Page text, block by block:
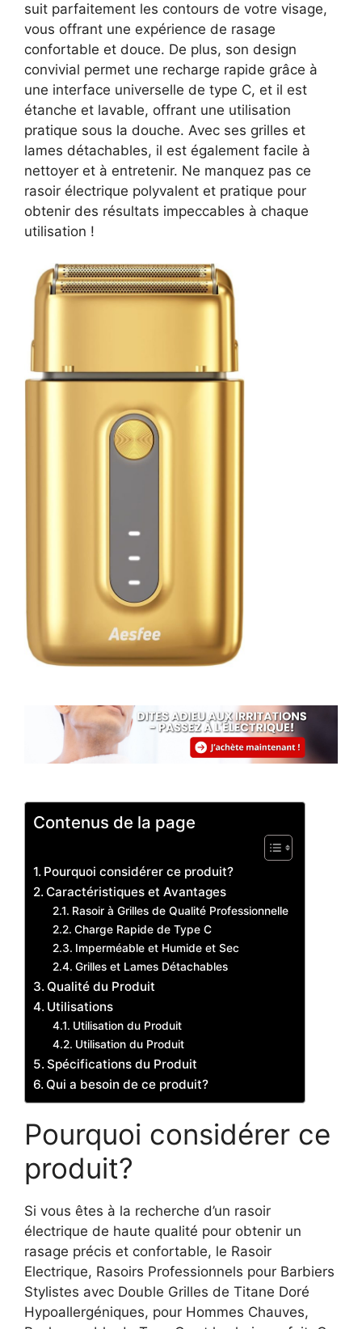
suit parfaitement les contours de votre visage,
vous offrant une expérience de rasage
confortable et douce. De plus, son design
convivial permet une recharge rapide grâce à
une interface universelle de type C, et il est
étanche et lavable, offrant une utilisation
pratique sous la douche. Avec ses grilles et
lames détachables, il est également facile à
nettoyer et à entretenir. Ne manquez pas ce
rasoir électrique polyvalent et pratique pour
obtenir des résultats impeccables à chaque
utilisation !
Contenus de la page
Pourquoi considérer ce produit?
Caractéristiques et Avantages
Rasoir à Grilles de Qualité Professionnelle
Charge Rapide de Type C
Imperméable et Humide et Sec
Grilles et Lames Détachables
Qualité du Produit
Utilisations
Utilisation du Produit
Utilisation du Produit
Spécifications du Produit
Qui a besoin de ce produit?
Pourquoi considérer ce
produit?
Si vous êtes à la recherche d’un rasoir
électrique de haute qualité pour obtenir un
rasage précis et confortable, le Rasoir
Electrique, Rasoirs Professionnels pour Barbiers
Stylistes avec Double Grilles de Titane Doré
Hypoallergéniques, pour Hommes Chauves,